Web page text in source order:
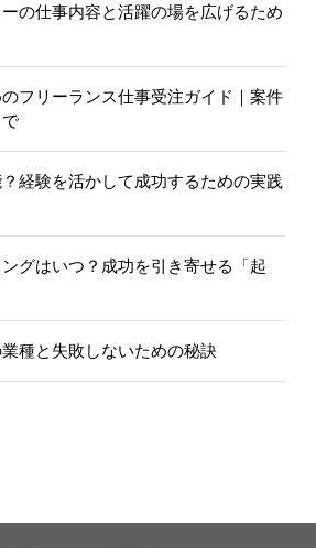
の仕事内容と活躍の場を広げるため
フリーランス仕事受注ガイド｜案件
経験を活かして成功するための実践
グはいつ？成功を引き寄せる「起
種と失敗しないための秘訣